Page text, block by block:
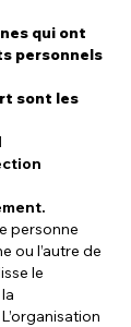
qui ont
personnels
sont les
personne
ou l’autre de
le